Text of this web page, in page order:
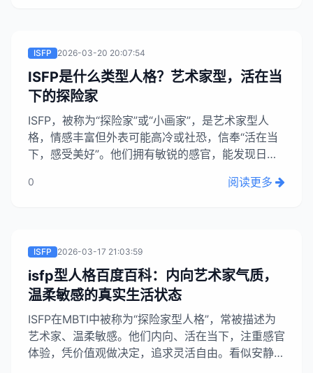
ISFP 2026-03-20 20:07:54
ISFP是什么类型人格？艺术家型，活在当
下的探险家
ISFP，被称为“探险家”或“小画家”，是艺术家型人
格，情感丰富但外表可能高冷或社恐，信奉“活在当
下，感受美好”。他们拥有敏锐的感官，能发现日常
计、美食等领域。ISFP内心有坚定的价值观，不容
0 阅读更多
ISFP 2026-03-17 21:03:59
isfp型人格百度百科：内向艺术家气质，
温柔敏感的真实生活状态
ISFP在MBTI中被称为“探险家型人格”，常被描述为
艺术家、温柔敏感。他们内向、活在当下，注重感官
体验，凭价值观做决定，追求灵活自由。看似安静害